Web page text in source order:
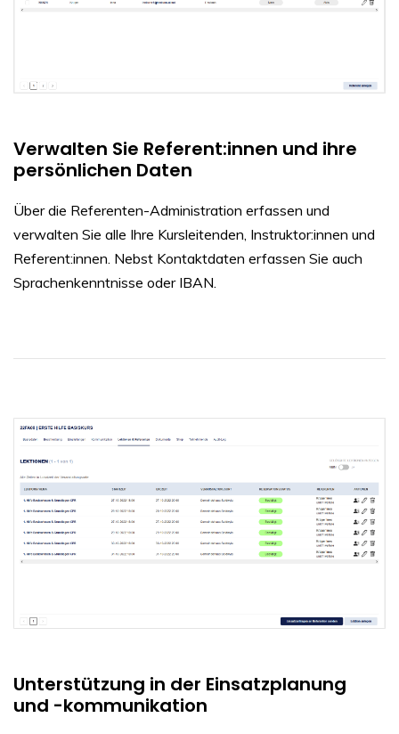
Verwalten Sie Referent:innen und ihre
persönlichen Daten
Über die Referenten-Administration erfassen und
verwalten Sie alle Ihre Kursleitenden, Instruktor:innen und
Referent:innen. Nebst Kontaktdaten erfassen Sie auch
Sprachenkenntnisse oder IBAN.
Unterstützung in der Einsatzplanung
und -kommunikation